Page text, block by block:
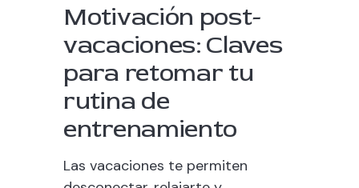
Motivación post-
vacaciones: Claves
para retomar tu
rutina de
entrenamiento
Las vacaciones te permiten